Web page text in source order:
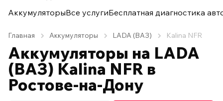
АккумуляторыВсе услугиБесплатная диагностика
Главная Аккумуляторы LADA (ВАЗ) Kalina NFR
Аккумуляторы на LADA
(ВАЗ) Kalina NFR в
Ростове-на-Дону